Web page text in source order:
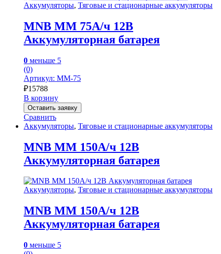
Аккумуляторы, Тяговые и стационарные аккумуляторы
MNB MM 75А/ч 12В
Аккумуляторная батарея
0 меньше 5
(0)
Артикул: MM-75
₽15788
В корзину
Оставить заявку
Сравнить
Аккумуляторы, Тяговые и стационарные аккумуляторы
MNB MM 150А/ч 12В
Аккумуляторная батарея
Аккумуляторы, Тяговые и стационарные аккумуляторы
MNB MM 150А/ч 12В
Аккумуляторная батарея
0 меньше 5